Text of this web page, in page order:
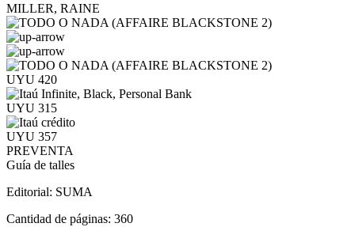
MILLER, RAINE
UYU 420
UYU 315
UYU 357
PREVENTA
Guía de talles
Editorial: SUMA
Cantidad de páginas: 360